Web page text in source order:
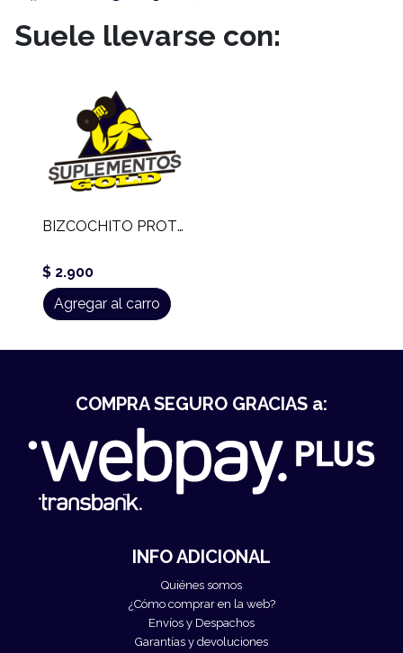
Suele llevarse con:
BIZCOCHITO PROTEICO
$ 2.900
Agregar al carro
INFO ADICIONAL
Quiénes somos
¿Cómo comprar en la web?
Envíos y Despachos
Garantías y devoluciones
COMPRA SEGURO GRACIAS a: